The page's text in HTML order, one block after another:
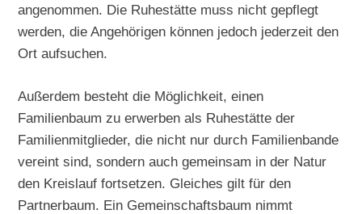
angenommen. Die Ruhestätte muss nicht gepflegt
werden, die Angehörigen können jedoch jederzeit den
Ort aufsuchen.
Außerdem besteht die Möglichkeit, einen
Familienbaum zu erwerben als Ruhestätte der
Familienmitglieder, die nicht nur durch Familienbande
vereint sind, sondern auch gemeinsam in der Natur
den Kreislauf fortsetzen. Gleiches gilt für den
Partnerbaum. Ein Gemeinschaftsbaum nimmt